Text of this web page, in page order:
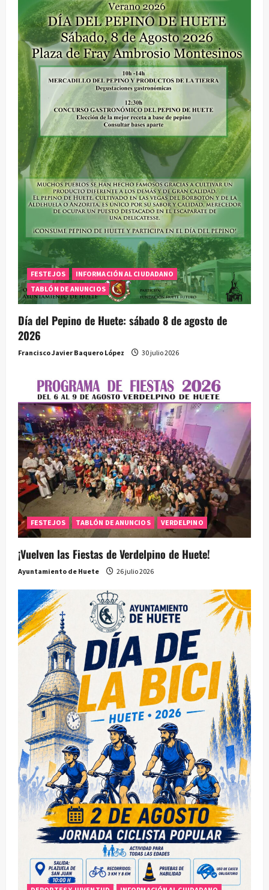
ó
n
d
e
e
n
t
r
d
a
s
FESTEJOS
INFORMACIÓN AL CIUDADANO
TABLÓN DE ANUNCIOS
Día del Pepino de Huete: sábado 8 de agosto de
2026
Francisco Javier Baquero López 30 julio 2026
FESTEJOS TABLÓN DE ANUNCIOS VERDELPINO
¡Vuelven las Fiestas de Verdelpino de Huete!
Ayuntamiento de Huete 26 julio 2026